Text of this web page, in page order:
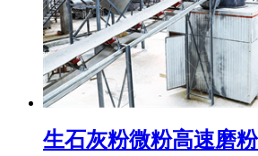
生石灰粉微粉高速磨